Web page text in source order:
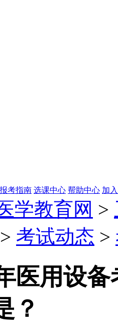
报考指南 选课中心 帮助中心 加
学教育网 >
> 考试动态 >
医用设
？